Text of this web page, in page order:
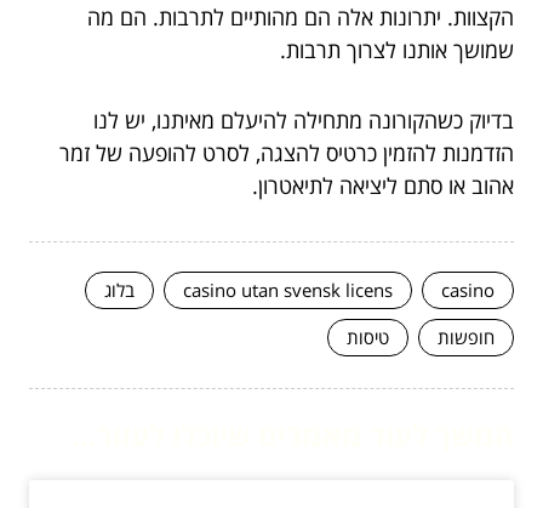
הקצוות. יתרונות אלה הם מהותיים לתרבות. הם מה
שמושך אותנו לצרוך תרבות.
בדיוק כשהקורונה מתחילה להיעלם מאיתנו, יש לנו
הזדמנות להזמין כרטיס להצגה, לסרט להופעה של זמר
אהוב או סתם ליציאה לתיאטרון.
casino
casino utan svensk licens
בלוג
חופשות
טיסות